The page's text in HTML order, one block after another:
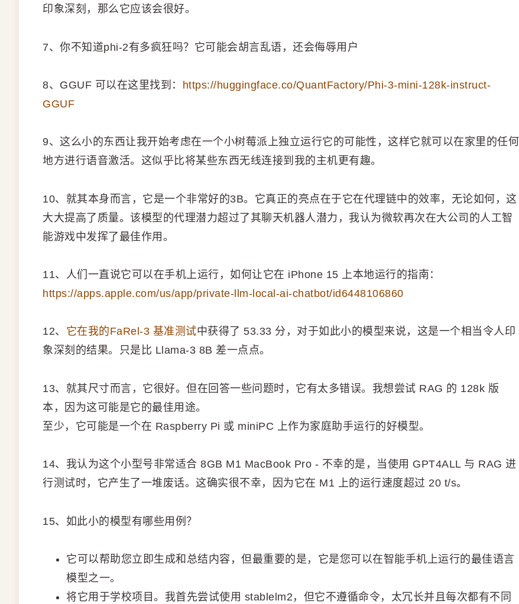
印象深刻，那么它应该会很好。
7、你不知道phi-2有多疯狂吗？它可能会胡言乱语，还会侮辱用户
8、GGUF 可以在这里找到： https://huggingface.co/QuantFactory/Phi-3-mini-128k-instruct-
GGUF
9、这么小的东西让我开始考虑在一个小树莓派上独立运行它的可能性，这样它就可以在家里的任何
地方进行语音激活。这似乎比将某些东西无线连接到我的主机更有趣。
10、就其本身而言，它是一个非常好的3B。它真正的亮点在于它在代理链中的效率，无论如何，这
大大提高了质量。该模型的代理潜力超过了其聊天机器人潜力，我认为微软再次在大公司的人工智
能游戏中发挥了最佳作用。
11、人们一直说它可以在手机上运行，​​如何让它在 iPhone 15 上本地运行的指南：
https://apps.apple.com/us/app/private-llm-local-ai-chatbot/id6448106860
12、 它在我的FaRel-3 基准测试中获得了 53.33 分，对于如此小的模型来说，这是一个相当令人印
象深刻的结果。只是比 Llama-3 8B 差一点点。
13、就其尺寸而言，它很好。但在回答一些问题时，它有太多错误。我想尝试 RAG 的 128k 版
本，因为这可能是它的最佳用途。
至少，它可能是一个在 Raspberry Pi 或 miniPC 上作为家庭助手运行的好模型。
14、我认为这个小型号非常适合 8GB M1 MacBook Pro - 不幸的是，当使用 GPT4ALL 与 RAG 进
行测试时，它产生了一堆废话。这确实很不幸，因为它在 M1 上的运行速度超过 20 t/s。
15、如此小的模型有哪些用例？
它可以帮助您立即生成和总结内容，但最重要的是，它是您可以在智能手机上运行的最佳语言
模型之一。
将它用于学校项目。我首先尝试使用 stablelm2，但它不遵循命令，太冗长并且每次都有不同